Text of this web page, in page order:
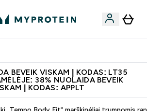
BEVEIK VISKAM | KODAS: LT35
38% NUOLAIDA BEVEIK
| KODAS: APPLT